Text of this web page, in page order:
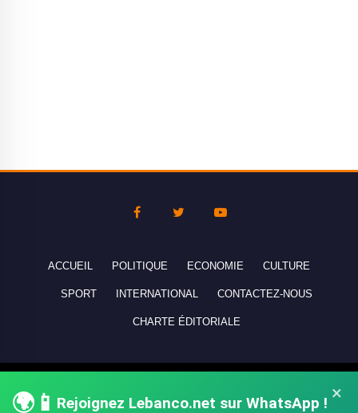
×
🌍📱 Rejoignez Lebanco.net sur WhatsApp !
ACCUEIL POLITIQUE ECONOMIE CULTURE
SPORT INTERNATIONAL CONTACTEZ-NOUS
CHARTE ÉDITORIALE
réservés - All rights reserved.